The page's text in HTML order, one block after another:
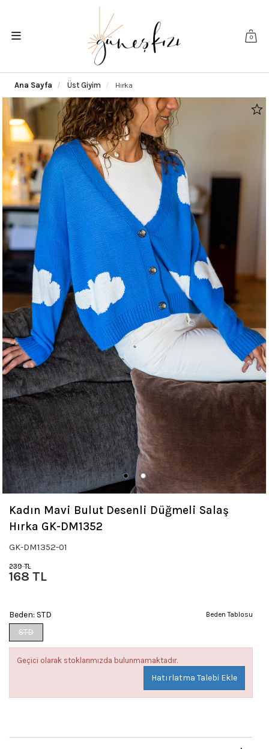
0
Ana Sayfa Üst Giyim Hırka
Kadın Mavi Bulut Desenli Düğmeli Salaş
Hırka GK-DM1352
GK-DM1352-01
239 TL
168 TL
Beden Tablosu
Beden: STD
STD
Geçici olarak stoklarımızda bulunmamaktadır.
Hatırlatma Talebi Ekle